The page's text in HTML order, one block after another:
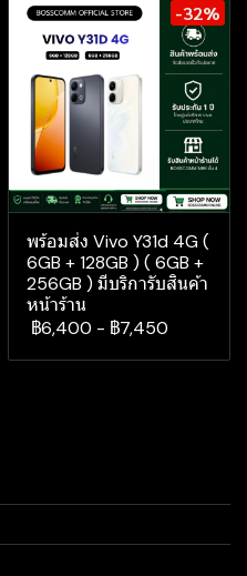
-32%
พร้อมส่ง Vivo Y31d 4G (
6GB + 128GB ) ( 6GB +
256GB ) มีบริการับสินค้า
หน้าร้าน
฿6,400 - ฿7,450